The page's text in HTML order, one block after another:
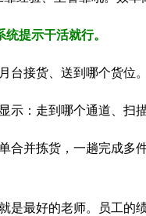
提示干活就行。
台接货、送到哪个货位
示：走到哪个通道、扫
合并拣货，一趟完成多
是最好的老师。员工